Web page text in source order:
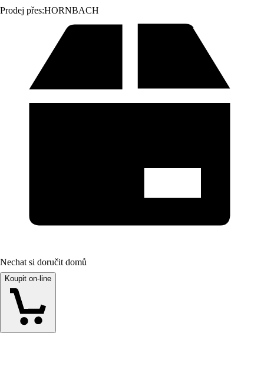
Prodej přes:HORNBACH
Nechat si doručit domů
Koupit on-line